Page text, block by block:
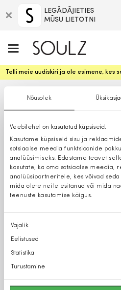
Nõusolek
Veebilehel on kasutatud küpsiseid.
Kasutame küpsiseid sisu ja
sotsiaalse meedia funktsioonide
analüüsimiseks. Edastame teavet
kasutate, ka oma sotsiaalse meedia,
analüüsipartneritele, kes võivad
mida olete neile esitanud või mida
teenuste kasutamise käigus.
Nõusoleku
valik
Vajalik
Eelistused
Statistika
Turustamine
LEGĀDĀJIETIES
MŪSU LIETOTNI
Telli meie uudiskiri ja ole esimene, kes